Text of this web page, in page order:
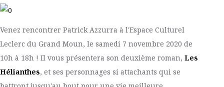
Venez rencontrer Patrick Azzurra à l'Espace Culturel
Leclerc du Grand Moun, le samedi 7 novembre 2020 de
10h à 18h ! Il vous présentera son deuxième roman, Les
Hélianthes, et ses personnages si attachants qui se